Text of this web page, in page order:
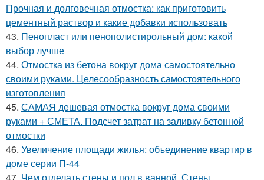
Прочная и долговечная отмостка: как приготовить
цементный раствор и какие добавки использовать
43. Пенопласт или пенополистирольный дом: какой
выбор лучше
44. Отмостка из бетона вокруг дома самостоятельно
своими руками. Целесообразность самостоятельного
изготовления
45. САМАЯ дешевая отмостка вокруг дома своими
руками + СМЕТА. Подсчет затрат на заливку бетонной
отмостки
46. Увеличение площади жилья: объединение квартир в
доме серии П-44